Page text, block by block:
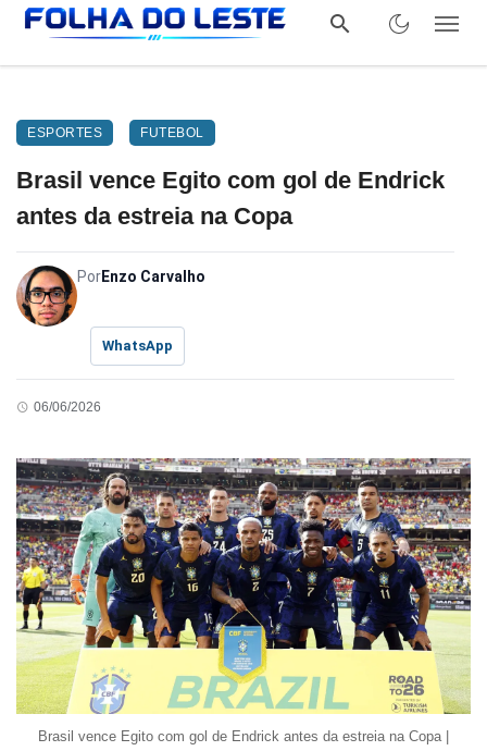
ESPORTES FUTEBOL
Brasil vence Egito com gol de Endrick
antes da estreia na Copa
PorEnzo Carvalho
WhatsApp
06/06/2026
Brasil vence Egito com gol de Endrick antes da estreia na Copa |